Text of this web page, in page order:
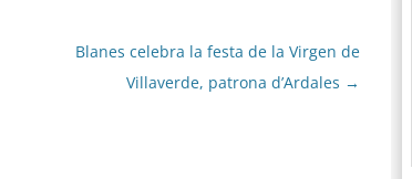
Blanes celebra la festa de la Virgen de
Villaverde, patrona d’Ardales →